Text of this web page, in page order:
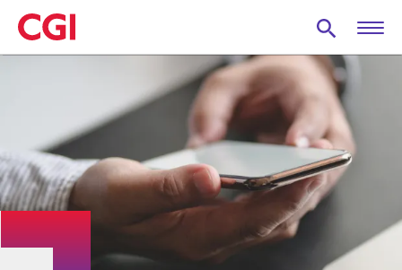
Skip
to
main